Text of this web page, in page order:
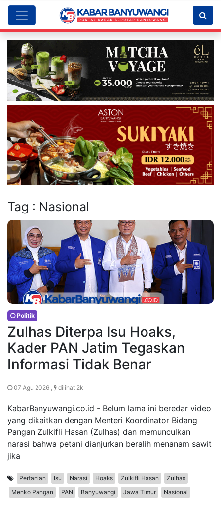
Tag : Nasional
Politik
Zulhas Diterpa Isu Hoaks,
Kader PAN Jatim Tegaskan
Informasi Tidak Benar
07 Agu 2026 , dilihat 2k
KabarBanyuwangi.co.id - Belum lama ini beredar video
yang dikaitkan dengan Menteri Koordinator Bidang
Pangan Zulkifli Hasan (Zulhas) dan memunculkan
narasi bahwa petani dianjurkan beralih menanam sawit
jika
Pertanian Isu Narasi Hoaks Zulkifli Hasan
Zulhas
Menko Pangan
PAN Banyuwangi Jawa Timur Nasional